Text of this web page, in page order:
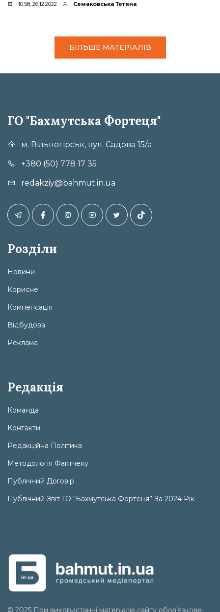
10:58, 26.12.2022 Семаковська Тетяна
БІЛЬШЕ МАТЕРІАЛІВ
ГО "Бахмутська Фортеця"
м. Вільногірськ, вул. Садова 15/а
+380 (50) 778 17 35
redakziy@bahmut.in.ua
Розділи
Новини
Корисне
Компенсація
Відбудова
Реклама
Редакція
Команда
Контакти
Редакційна Політика
Методологія Фактчеку
Публічний Договір
Публічний Звіт ГО “Бахмутська Фортеця” За 2024 Рік
© 2025 При використанні матеріалів сайту обов’язкове